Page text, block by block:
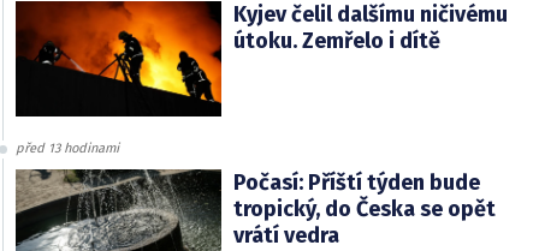
Kyjev čelil dalšímu ničivému
útoku. Zemřelo i dítě
před 13 hodinami
Počasí: Příští týden bude
tropický, do Česka se opět
vrátí vedra